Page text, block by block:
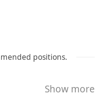
遇到的问题，提供个
positions.
Show more